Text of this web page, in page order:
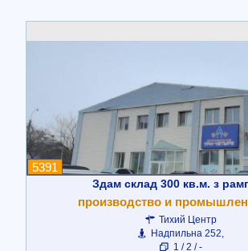
5391
Здам склад 300 кв.м. з
производство и
Тихий Центр
Надпильна 252,
1 / 2 / -